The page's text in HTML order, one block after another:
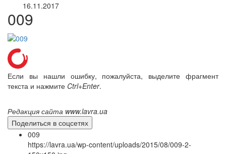
16.11.2017
009
Если вы нашли ошибку, пожалуйста, выделите фрагмент
текста и нажмите Ctrl+Enter.
Редакция сайта www.lavra.ua
Поделиться в соцсетях
009
https://lavra.ua/wp-content/uploads/2015/08/009-2-